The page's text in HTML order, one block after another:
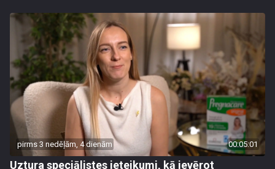
pirms 3 nedēļām, 4 dienām 00:05:01
Uztura speciālistes ieteikumi, kā ievērot